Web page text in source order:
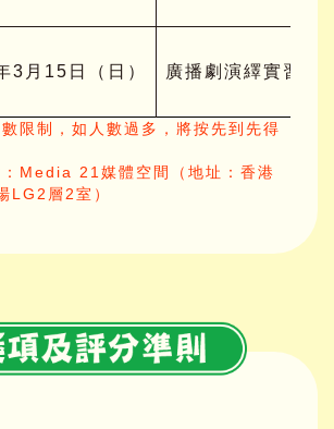
3月15日（日） 廣播劇演繹實習課
限制，如人數過多，將按先到先得
Media 21媒體空間（地址：香港
LG2層2室）